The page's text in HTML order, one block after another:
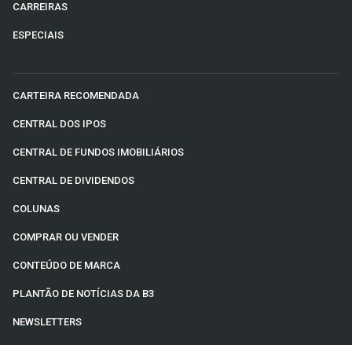
CARREIRAS
ESPECIAIS
CARTEIRA RECOMENDADA
CENTRAL DOS IPOS
CENTRAL DE FUNDOS IMOBILIÁRIOS
CENTRAL DE DIVIDENDOS
COLUNAS
COMPRAR OU VENDER
CONTEÚDO DE MARCA
PLANTÃO DE NOTÍCIAS DA B3
NEWSLETTERS